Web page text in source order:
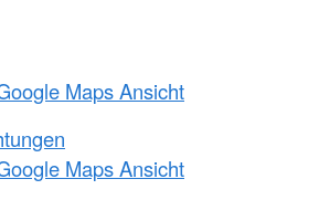
Maps Ansicht
Maps Ansicht